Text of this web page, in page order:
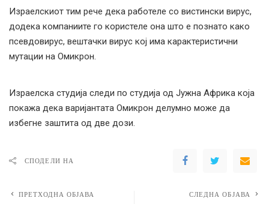
Израелскиот тим рече дека работеле со вистински вирус,
додека компаниите го користеле она што е познато како
псевдовирус, вештачки вирус кој има карактеристични
мутации на Омикрон.
Израелска студија следи по студија од Јужна Африка која
покажа дека варијантата Омикрон делумно може да
избегне заштита од две дози.
СПОДЕЛИ НА
ПРЕТХОДНА ОБЈАВА СЛЕДНА ОБЈАВА